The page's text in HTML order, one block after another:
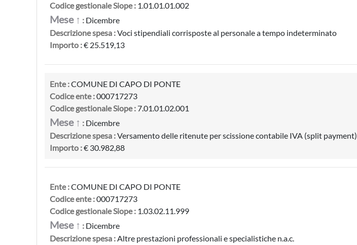
Codice gestionale Siope : 1.01.01.01.002
Mese ↑ : Dicembre
Descrizione spesa :Voci stipendiali corrisposte al personale a tempo indeterminato
Importo :€ 25.519,13
Ente :COMUNE DI CAPO DI PONTE
Codice ente :000717273
Codice gestionale Siope :7.01.01.02.001
Mese ↑ : Dicembre
Descrizione spesa :Versamento delle ritenute per scissione contabile IVA (split payment)
Importo :€ 30.982,88
Ente :COMUNE DI CAPO DI PONTE
Codice ente :000717273
Codice gestionale Siope : 1.03.02.11.999
Mese ↑ : Dicembre
Descrizione spesa :Altre prestazioni professionali e specialistiche n.a.c.